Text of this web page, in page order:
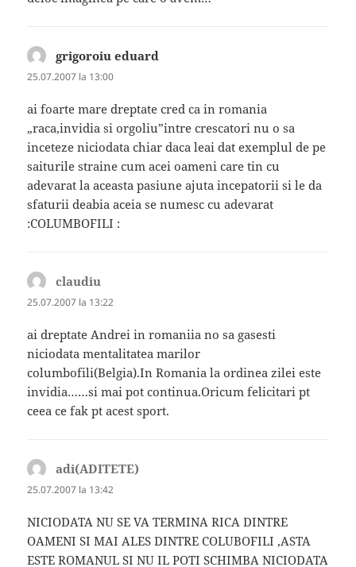
grigoroiu eduard
25.07.2007 la 13:00
ai foarte mare dreptate cred ca in romania
„raca,invidia si orgoliu”intre crescatori nu o sa
inceteze niciodata chiar daca leai dat exemplul de pe
saiturile straine cum acei oameni care tin cu
adevarat la aceasta pasiune ajuta incepatorii si le da
sfaturii deabia aceia se numesc cu adevarat
:COLUMBOFILI :
claudiu
25.07.2007 la 13:22
ai dreptate Andrei in romaniia no sa gasesti
niciodata mentalitatea marilor
columbofili(Belgia).In Romania la ordinea zilei este
invidia……si mai pot continua.Oricum felicitari pt
ceea ce fak pt acest sport.
adi(ADITETE)
25.07.2007 la 13:42
NICIODATA NU SE VA TERMINA RICA DINTRE
OAMENI SI MAI ALES DINTRE COLUBOFILI ,ASTA
ESTE ROMANUL SI NU IL POTI SCHIMBA NICIODATA